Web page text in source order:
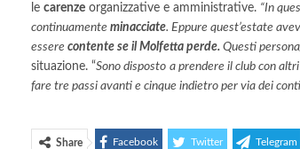
le carenze organizzative e amministrative. “In
continuamente minacciate. Eppure quest’estate
essere contente se il Molfetta perde. Questi
situazione. “Sono disposto a prendere il club con
fare tre passi avanti e cinque indietro per via dei
Share Facebook Twitter Telegram